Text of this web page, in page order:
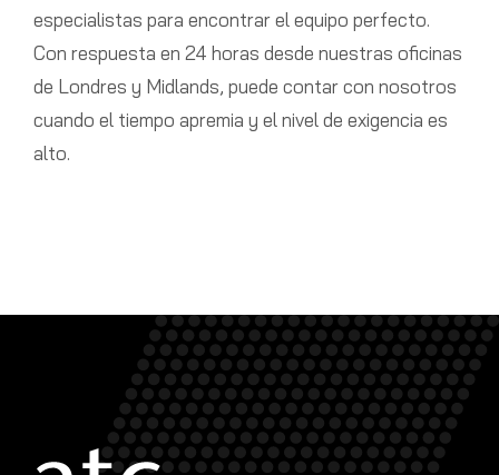
especialistas para encontrar el equipo perfecto.
Con respuesta en 24 horas desde nuestras oficinas
de Londres y Midlands, puede contar con nosotros
cuando el tiempo apremia y el nivel de exigencia es
alto.